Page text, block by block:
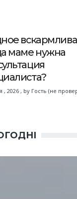
маме нужна
, 2026 , by Гость (не